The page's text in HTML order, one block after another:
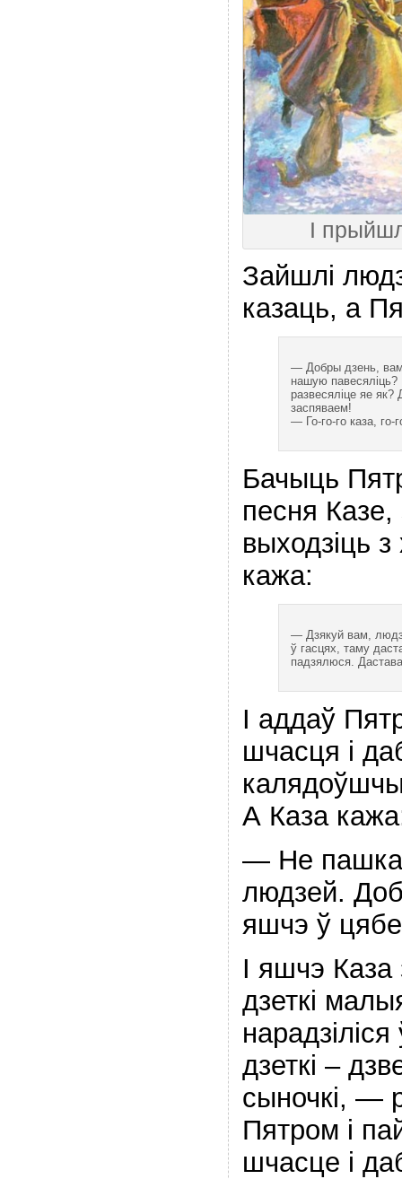
І
Зайшлі
казаць, а
— Добры дзень, вам
нашую
развесяліце яе
заспяваем!
— Го-го-го каза,
Бачыць
песня Казе,
выходзіць
кажа:
— Дзякуй вам,
ў гасцях, таму
падзялюся.
І аддаў
шчасця і
А Каза
— Не
людзей.
яшчэ ў
І яшчэ
дзеткі
дзеткі –
сыночкі, —
Пятром і
шчасце і